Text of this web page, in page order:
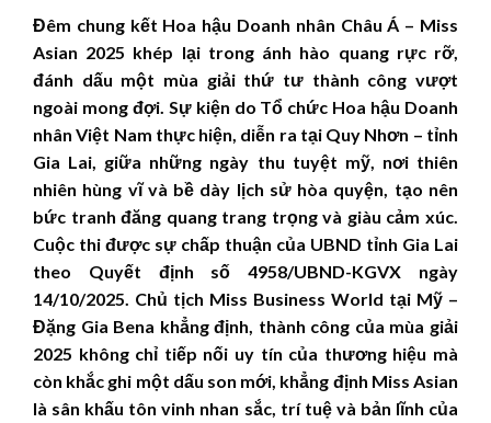
Đêm chung kết Hoa hậu Doanh nhân Châu Á – Miss
Asian 2025 khép lại trong ánh hào quang rực rỡ,
đánh dấu một mùa giải thứ tư thành công vượt
ngoài mong đợi. Sự kiện do Tổ chức Hoa hậu Doanh
nhân Việt Nam thực hiện, diễn ra tại Quy Nhơn – tỉnh
Gia Lai, giữa những ngày thu tuyệt mỹ, nơi thiên
nhiên hùng vĩ và bề dày lịch sử hòa quyện, tạo nên
bức tranh đăng quang trang trọng và giàu cảm xúc.
Cuộc thi được sự chấp thuận của UBND tỉnh Gia Lai
theo Quyết định số 4958/UBND-KGVX ngày
14/10/2025. Chủ tịch Miss Business World tại Mỹ –
Đặng Gia Bena khẳng định, thành công của mùa giải
2025 không chỉ tiếp nối uy tín của thương hiệu mà
còn khắc ghi một dấu son mới, khẳng định Miss Asian
là sân khấu tôn vinh nhan sắc, trí tuệ và bản lĩnh của